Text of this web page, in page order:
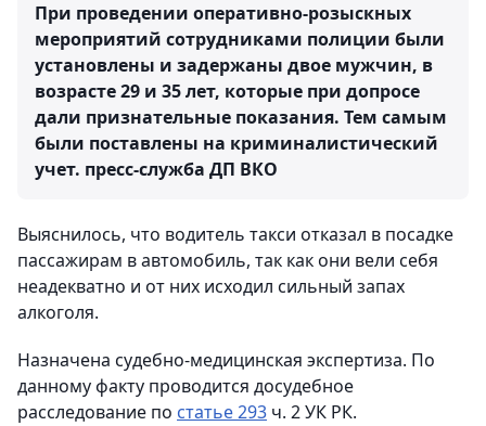
При проведении оперативно-розыскных
мероприятий сотрудниками полиции были
установлены и задержаны двое мужчин, в
возрасте 29 и 35 лет, которые при допросе
дали признательные показания. Тем самым
были поставлены на криминалистический
учет. пресс-служба ДП ВКО
Выяснилось, что водитель такси отказал в посадке
пассажирам в автомобиль, так как они вели себя
неадекватно и от них исходил сильный запах
алкоголя.
Назначена судебно-медицинская экспертиза. По
данному факту проводится досудебное
расследование по статье 293 ч. 2 УК РК.